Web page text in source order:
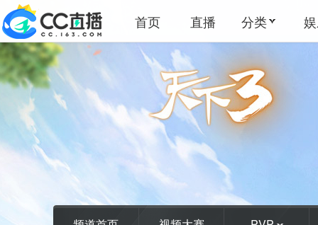
首页 直播 分类